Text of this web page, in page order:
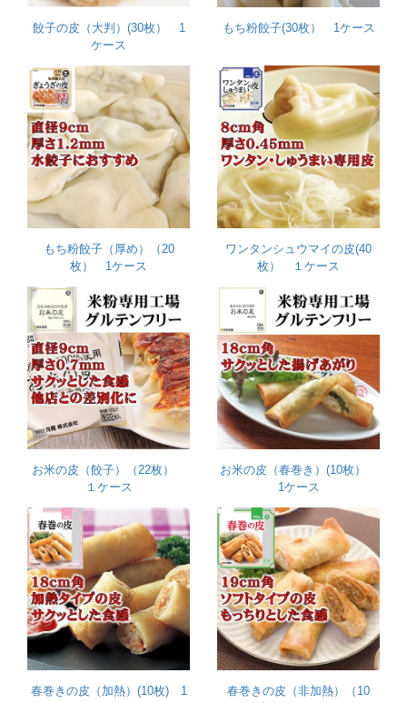
餃子の皮（大判）(30枚） 1
ケース
もち粉餃子(30枚） 1ケース
もち粉餃子（厚め）（20
枚） 1ケース
ワンタンシュウマイの皮(40
枚） １ケース
お米の皮（餃子）（22枚）
１ケース
お米の皮（春巻き）(10枚）
1ケース
春巻きの皮（加熱）(10枚) 1
春巻きの皮（非加熱）（10